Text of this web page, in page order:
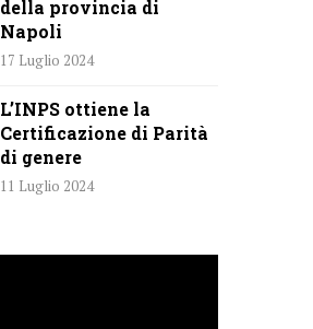
della provincia di
Napoli
17 Luglio 2024
L’INPS ottiene la
Certificazione di Parità
di genere
11 Luglio 2024